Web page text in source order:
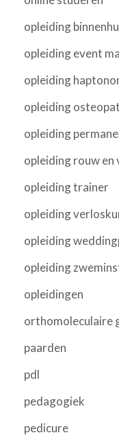
opleiding
opleiding event
opleiding
opleiding
opleiding
opleiding rouw en
opleiding trainer
opleiding
opleiding
opleiding
opleidingen
orthomoleculaire
paarden
pdl
pedagogiek
pedicure